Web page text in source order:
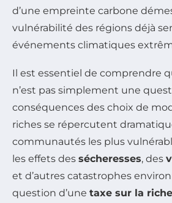
d’une empreinte carbone
vulnérabilité des régions déjà
événements climatiques
Il est essentiel de comprendre
n’est pas simplement une
conséquences des choix de
riches se répercutent
communautés les plus
les effets des sécheresses, des
et d’autres catastrophes
question d’une taxe sur la